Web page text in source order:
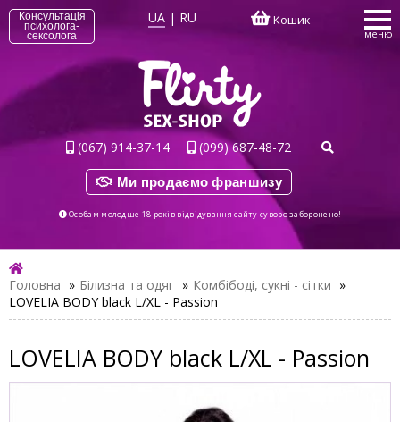
Консультація
психолога-
сексолога
UA | RU Кошик
меню
(067) 914-37-14 (099) 687-48-72
Ми продаємо франшизу
Особам молодше 18 років відвідування сайту суворо заборонено!
Головна » Білизна та одяг » Комбібоді, сукні - сітки »
LOVELIA BODY black L/XL - Passion
LOVELIA BODY black L/XL - Passion